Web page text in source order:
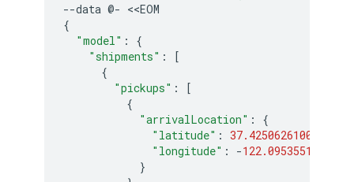
--data @- <<EOM
{
"model" :
{
"shipments" :
[
{
"pickups" :
[
{
"arrivalLocation" :
{
"latitude" : 37.42506261000996
"longitude" : -
}